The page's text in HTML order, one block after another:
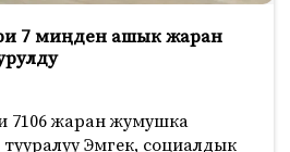
7 миңден ашык жаран
жаран жумушка
Эмгек, социалдык